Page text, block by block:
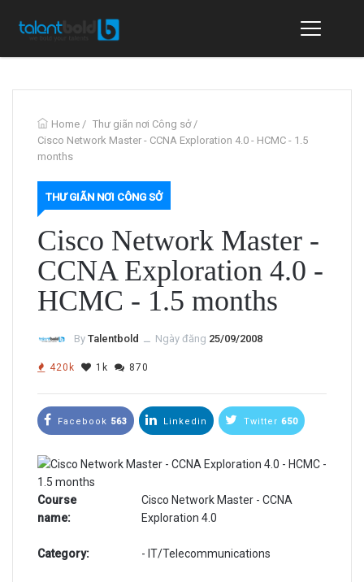
Home / Thư giãn nơi Công sở/
Cisco Network Master - CCNA Exploration 4.0 - HCMC - 1.5
months
THƯ GIÃN NƠI CÔNG SỞ
Cisco Network Master -
CCNA Exploration 4.0 -
HCMC - 1.5 months
By Talentbold ــ Ngày đăng 25/09/2008
420k 1k 870
Facebook 563 Linkedin Twitter 650
Course
name:
Cisco Network Master - CCNA
Exploration 4.0
Category: - IT/Telecommunications